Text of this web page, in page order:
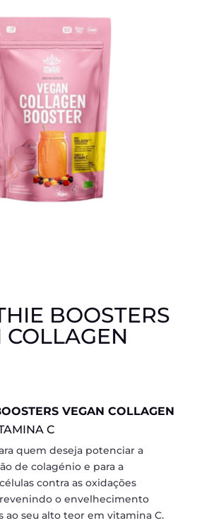
BOOSTERS
COLLAGEN
VEGAN COLLAGEN
C
quem deseja potenciar a
de colagénio e para a
contra as oxidações
o envelhecimento
ao seu alto teor em vitamina C.